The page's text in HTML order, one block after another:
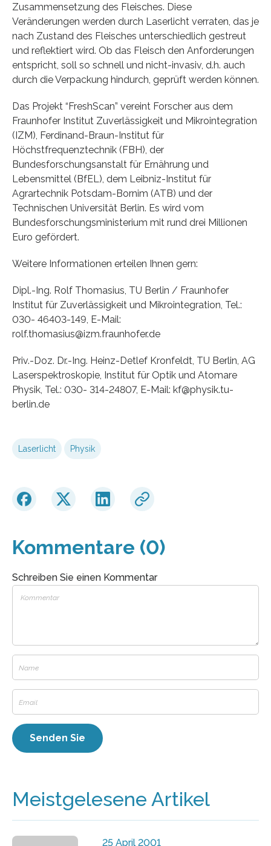
Zusammensetzung des Fleisches. Diese
Veränderungen werden durch Laserlicht verraten, das je
nach Zustand des Fleisches unterschiedlich gestreut
und reflektiert wird. Ob das Fleisch den Anforderungen
entspricht, soll so schnell und nicht-invasiv, d.h. auch
durch die Verpackung hindurch, geprüft werden können.
Das Projekt “FreshScan” vereint Forscher aus dem
Fraunhofer Institut Zuverlässigkeit und Mikrointegration
(IZM), Ferdinand-Braun-Institut für
Höchstfrequenztechnik (FBH), der
Bundesforschungsanstalt für Ernährung und
Lebensmittel (BfEL), dem Leibniz-Institut für
Agrartechnik Potsdam-Bornim (ATB) und der
Technischen Universität Berlin. Es wird vom
Bundesforschungsministerium mit rund drei Millionen
Euro gefördert.
Weitere Informationen erteilen Ihnen gern:
Dipl.-Ing. Rolf Thomasius, TU Berlin / Fraunhofer
Institut für Zuverlässigkeit und Mikrointegration, Tel.:
030- 46403-149, E-Mail:
rolf.thomasius@izm.fraunhofer.de
Priv.-Doz. Dr.-Ing. Heinz-Detlef Kronfeldt, TU Berlin, AG
Laserspektroskopie, Institut für Optik und Atomare
Physik, Tel.: 030- 314-24807, E-Mail: kf@physik.tu-
berlin.de
Laserlicht Physik
Kommentare (0)
Schreiben Sie einen Kommentar
Meistgelesene Artikel
25 April 2001